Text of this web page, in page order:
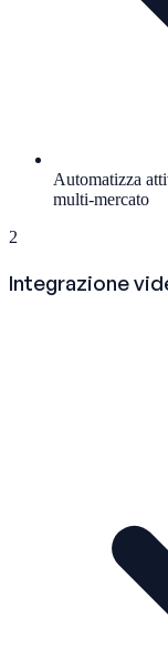
Automatizza
multi-mercato
2
Integrazione